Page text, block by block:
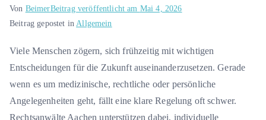
Von BeimerBeitrag veröffentlicht am Mai 4, 2026
Beitrag gepostet inAllgemein
Viele Menschen zögern, sich frühzeitig mit wichtigen
Entscheidungen für die Zukunft auseinanderzusetzen. Gerade
wenn es um medizinische, rechtliche oder persönliche
Angelegenheiten geht, fällt eine klare Regelung oft schwer.
Rechtsanwälte Aachen unterstützen dabei, individuelle